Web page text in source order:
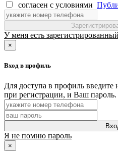
согласен с условиями
У меня есть
×
Вход в профиль
Для доступа в профиль введите
при регистрации, и Ваш пароль.
Я не помню пароль
×